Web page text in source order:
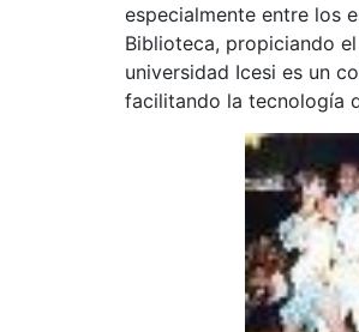
especialmente entre los
Biblioteca, propiciando
universidad Icesi es un
facilitando la tecnología